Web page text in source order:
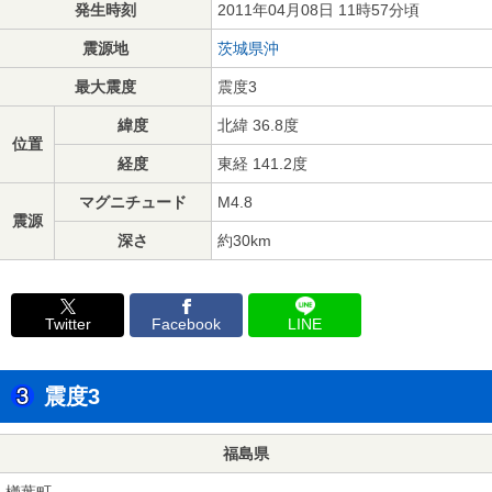
発生時刻 2011年04月08日 11時57分頃
震源地 茨城県沖
最大震度 震度3
位置
緯度 北緯 36.8度
経度 東経 141.2度
震源
マグニチュード M4.8
深さ 約30km
Twitter Facebook LINE
震度3
福島県